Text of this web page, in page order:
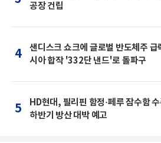
공장 건립
4
샌디스크 쇼크에 글로벌 반도체주
시아 합작 '332단 낸드'로 돌파구
5
HD현대, 필리핀 함정·페루 잠수함
하반기 방산 대박 예고